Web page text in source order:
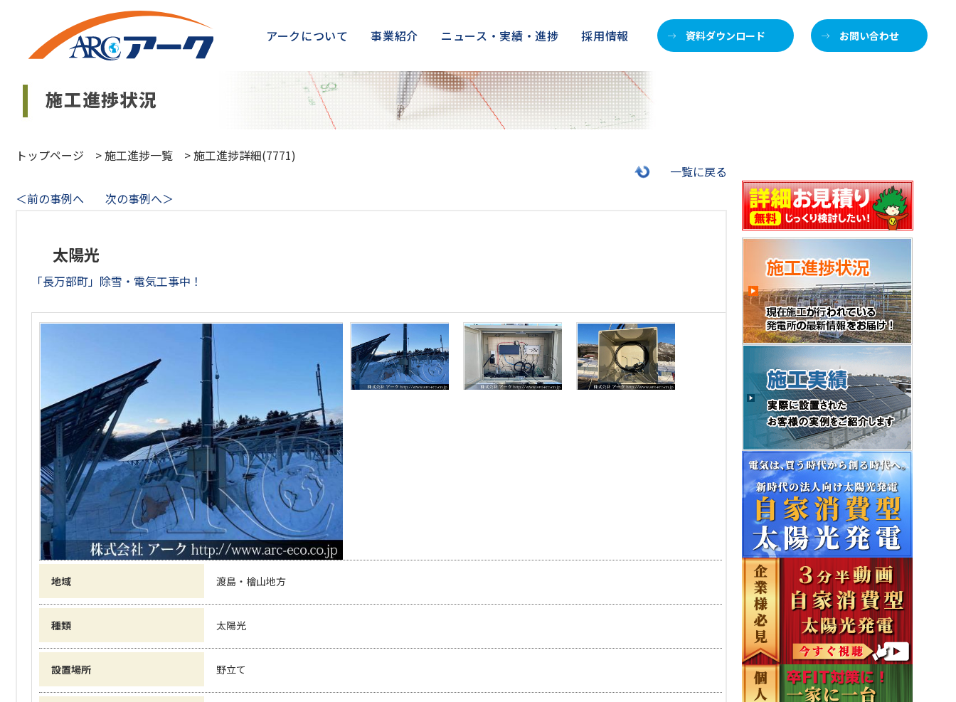
アークについて 事業紹介 ニュース・実績・進捗 採用情報 資料ダウンロード お問い合わせ
トップページ >施工進捗一覧 >施工進捗詳細(7771)
一覧に戻る
＜前の事例へ
次の事例へ＞
太陽光
「長万部町」除雪・電気工事中！
地域 渡島・檜山地方
種類 太陽光
設置場所 野立て